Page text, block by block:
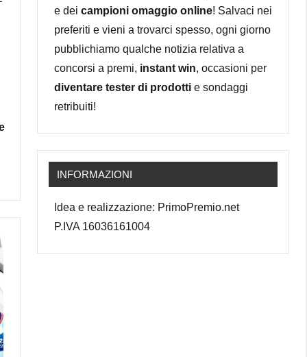
e dei campioni omaggio online! Salvaci nei
preferiti e vieni a trovarci spesso, ogni giorno
pubblichiamo qualche notizia relativa a
concorsi a premi, instant win, occasioni per
diventare tester di prodotti e sondaggi
retribuiti!
INFORMAZIONI
Idea e realizzazione: PrimoPremio.net
P.IVA 16036161004